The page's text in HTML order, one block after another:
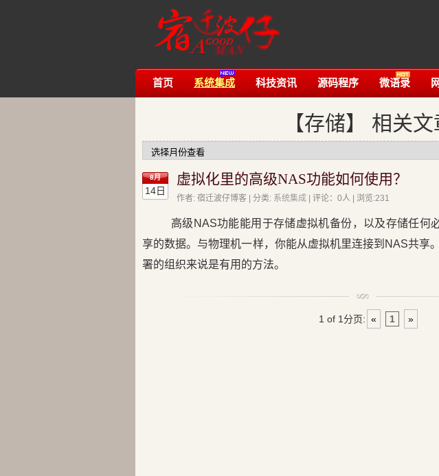
首页 系统集成 科技资讯 源码程序 微语录
【存储】 相关文
8月
14日
虚拟化里的高级NAS功能如何使用？
作者: 宿迁波仔博客 | 分类: 系统集成 | 评论：0人 | 浏览:231
高级 NAS功能能用于存储虚拟机备份，以及存储任何
享的数据。与物理机一样，你能从虚拟机里连接到NAS共享
署的组织来说是有用的方法。
1 of 1分页: « 1 »